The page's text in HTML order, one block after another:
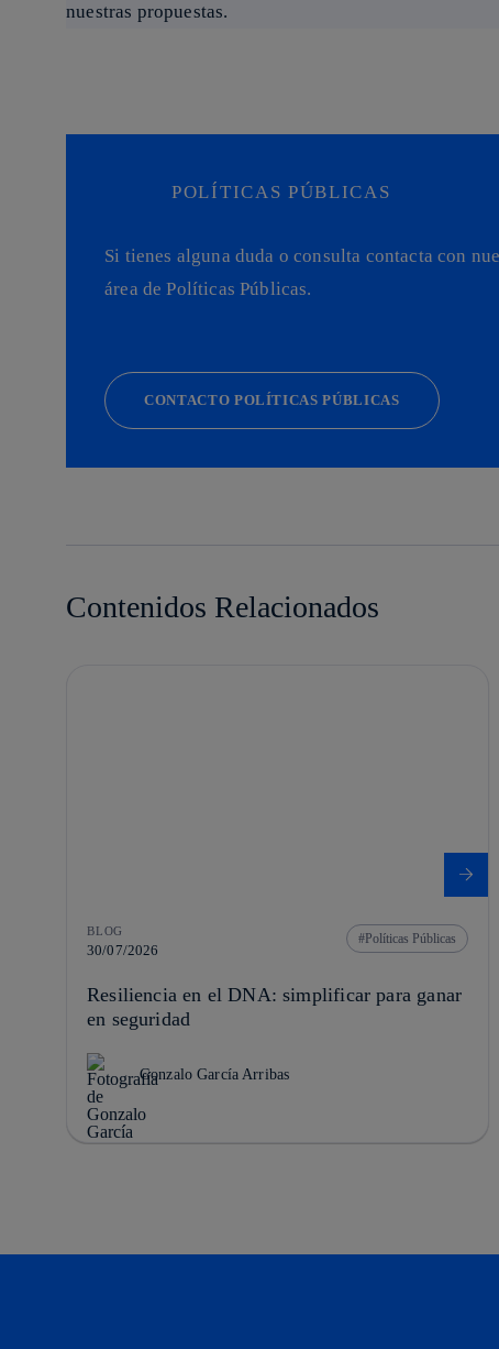
nuestras propuestas.
POLÍTICAS PÚBLICAS
Si tienes alguna duda o consulta contacta con
área de Políticas Públicas.
CONTACTO POLÍTICAS PÚBLICAS
Contenidos Relacionados
BLOG
30/07/2026
Políticas Públicas
Resiliencia en el DNA: simplificar para ganar
en seguridad
Gonzalo García Arribas